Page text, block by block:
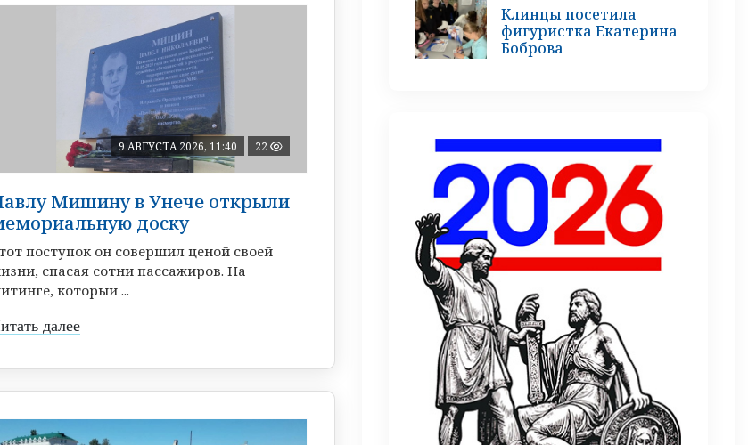
9 АВГУСТА 2026, 11:40 22
Мишину в Унече открыли
доску
поступок он совершил ценой своей
спасая сотни пассажиров. На
который ...
далее
Клинцы посетила
фигуристка Екатерина
Боброва